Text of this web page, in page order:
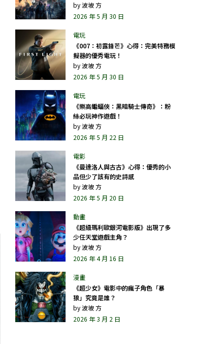
by波坡 方
2026 年 5 月 30 日
《007：初露鋒芒》心得：完美特務模
擬器的優秀電玩！
by波坡 方
2026 年 5 月 30 日
《樂高蝙蝠俠：黑暗騎士傳奇》：粉
絲必玩神作遊戲！
by波坡 方
2026 年 5 月 22 日
《曼達洛人與古古》心得：優秀的小
品但少了該有的史詩感
by波坡 方
2026 年 5 月 20 日
《超級瑪利歐銀河電影版》出現了多
少任天堂遊戲主角？
by波坡 方
2026 年 4 月 16 日
《超少女》電影中的瘋子角色「暴
狼」究竟是誰？
by波坡 方
2026 年 3 月 2 日